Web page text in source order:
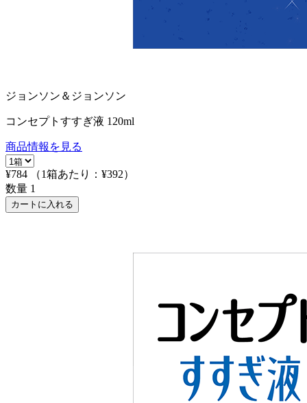
ジョンソン＆ジョンソン
コンセプトすすぎ液 120ml
商品情報を見る
¥784 （1箱あたり： ¥392）
数量 1
カートに入れる